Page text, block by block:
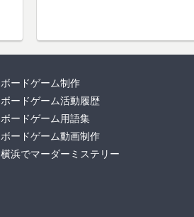
ボードゲーム制作
ボードゲーム活動履歴
ボードゲーム用語集
ボードゲーム動画制作
横浜でマーダーミステリー